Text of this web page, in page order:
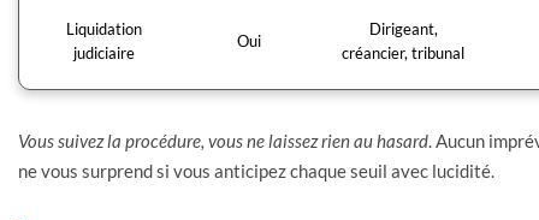
Liquidation
judiciaire
Oui
Dirigeant,
créancier, tribunal
Vous suivez la procédure, vous ne laissez rien au hasard. Aucun
ne vous surprend si vous anticipez chaque seuil avec lucidité.